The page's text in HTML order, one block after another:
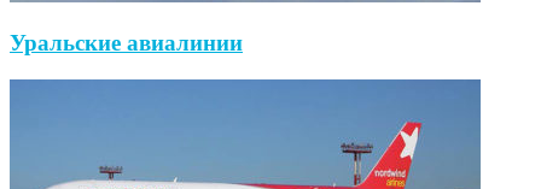
Уральские авиалинии